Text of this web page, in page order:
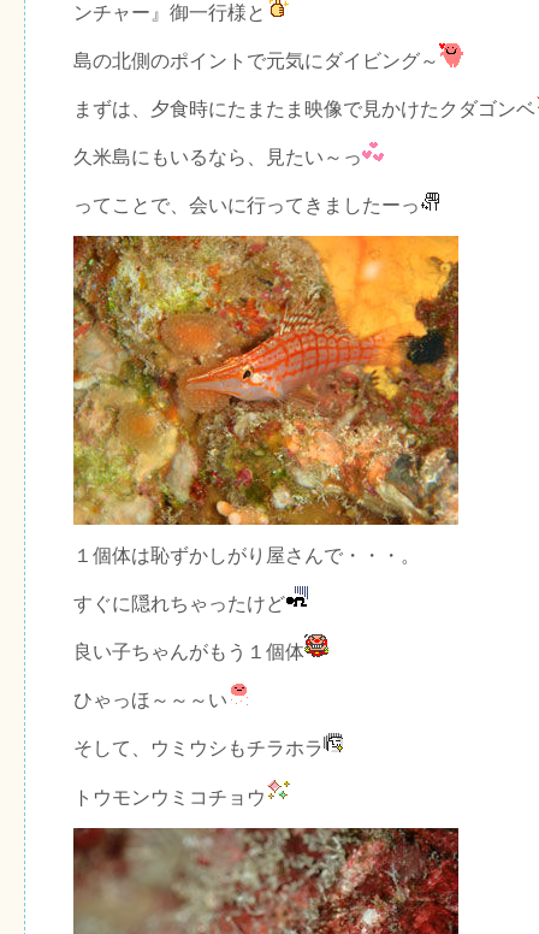
ンチャー』御一行様と
島の北側のポイントで元気にダイビング～
まずは、夕食時にたまたま映像で見かけたクダゴンベ
久米島にもいるなら、見たい～っ
ってことで、会いに行ってきましたーっ
１個体は恥ずかしがり屋さんで・・・。
すぐに隠れちゃったけど
良い子ちゃんがもう１個体
ひゃっほ～～～い
そして、ウミウシもチラホラ
トウモンウミコチョウ